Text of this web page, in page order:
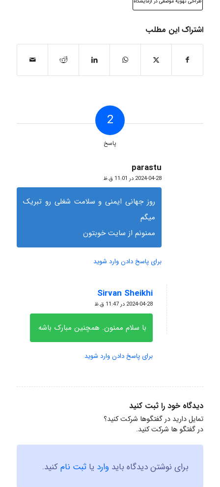
اشتراک این مطلب
2
پاسخ
parastu
گفته:
2024-04-28 در 11:01 ق.ظ
روز جهانی ایمنی و سلامت شغلی رو تبریک
میگم
ممنونم از سایت خوبتون
برای پاسخ دادن وارد شوید
Sirvan Sheikhi
گفته:
2024-04-28 در 11:47 ق.ظ
با سلام ممنون. همچنین مبارک باشه
برای پاسخ دادن وارد شوید
دیدگاه خود را ثبت کنید
تمایل دارید در گفتگوها شرکت کنید؟
در گفتگو ها شرکت کنید.
برای نوشتن دیدگاه باید وارد یا ثبت نامکنید.